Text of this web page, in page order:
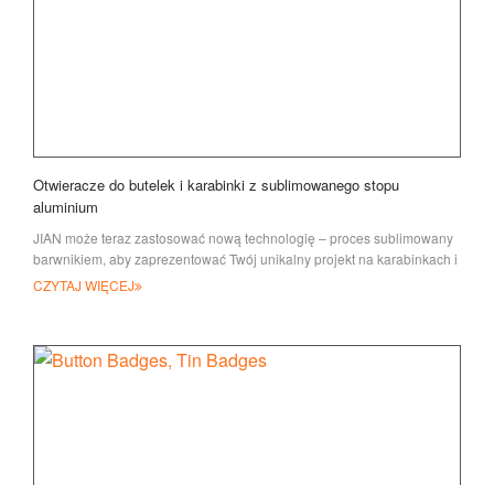
Otwieracze do butelek i karabinki z sublimowanego stopu
aluminium
JIAN może teraz zastosować nową technologię – proces sublimowany
barwnikiem, aby zaprezentować Twój unikalny projekt na karabinkach i
otwartych butelkach
CZYTAJ WIĘCEJ